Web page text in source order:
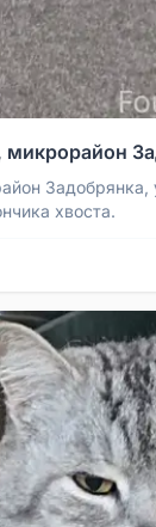
микрорайон
Задобрянка,
хвоста.